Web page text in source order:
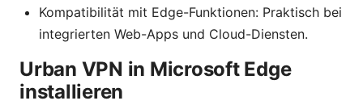
Kompatibilität mit Edge-Funktionen: Praktisch bei
integrierten Web-Apps und Cloud-Diensten.
Urban VPN in Microsoft Edge
installieren